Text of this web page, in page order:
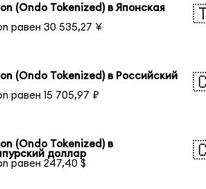
(Ondo Tokenized) в Японская
равен 30 535,27 ¥
(Ondo Tokenized) в Российский
равен 15 705,97 ₽
(Ondo Tokenized) в
доллар
равен 247,40 $